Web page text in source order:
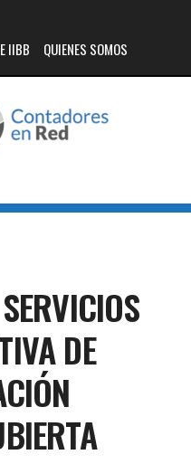
IIBB QUIENES SOMOS
DE